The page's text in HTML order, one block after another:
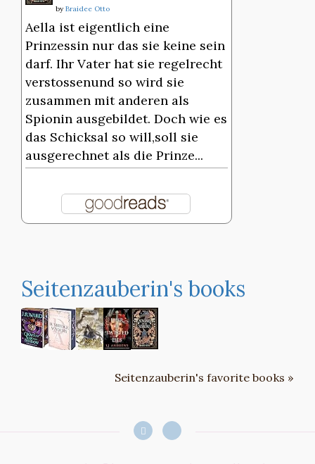
by Braidee Otto
Aella ist eigentlich eine
Prinzessin nur das sie keine sein
darf. Ihr Vater hat sie regelrecht
verstossenund so wird sie
zusammen mit anderen als
Spionin ausgebildet. Doch wie es
das Schicksal so will,soll sie
ausgerechnet als die Prinze...
Seitenzauberin's books
Seitenzauberin's favorite books »